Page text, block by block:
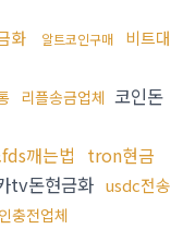
화 알트코인구매
비트대
리플송금업체 코인돈
깨는법 tron현금
tv돈현금화 usdc전송
충전업체